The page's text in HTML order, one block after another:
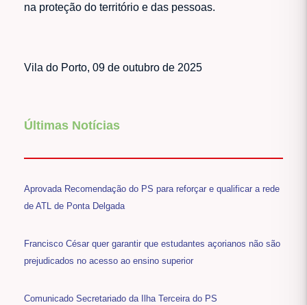
na proteção do território e das pessoas.
Vila do Porto, 09 de outubro de 2025
Últimas Notícias
Aprovada Recomendação do PS para reforçar e qualificar a rede
de ATL de Ponta Delgada
Francisco César quer garantir que estudantes açorianos não são
prejudicados no acesso ao ensino superior
Comunicado Secretariado da Ilha Terceira do PS